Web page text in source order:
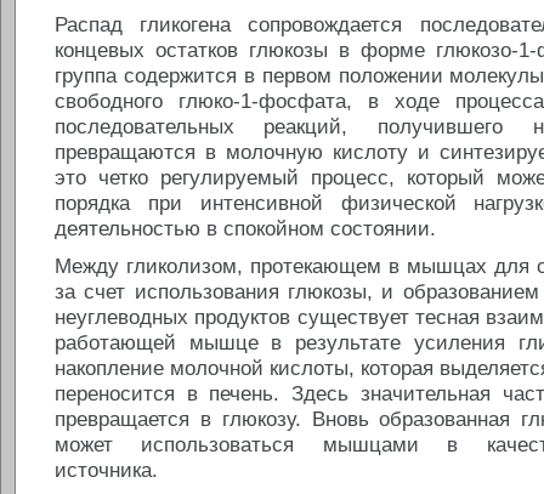
Распад гликогена сопровождается
концевых остатков глюкозы в форме глюкозо-
группа содержится в первом положении
свободного глюко-1-фосфата, в ходе
последовательных реакций, получившего
превращаются в молочную кислоту и
это четко регулируемый процесс, который
порядка при интенсивной физической
деятельностью в спокойном состоянии.
Между гликолизом, протекающем в мышцах для
за счет использования глюкозы, и
неуглеводных продуктов существует тесная
работающей мышце в результате усиления
накопление молочной кислоты, которая
переносится в печень. Здесь значительная
превращается в глюкозу. Вновь образованная
может использоваться мышцами в
источника.